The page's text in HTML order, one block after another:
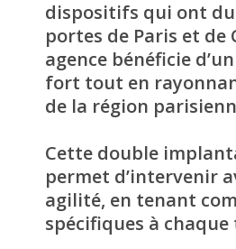
dispositifs qui ont du
portes de Paris et
agence bénéficie
fort tout en
de la région
Cette double
permet d’intervenir
agilité, en tenant
spécifiques à